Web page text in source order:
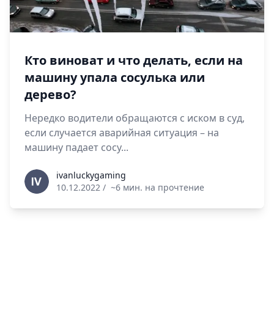
Кто виноват и что делать, если на
машину упала сосулька или
дерево?
Нередко водители обращаются с иском в суд,
если случается аварийная ситуация – на
машину падает сосу...
ivanluckygaming
ivanluckygaming
10.12.2022 / ~6 мин. на прочтение